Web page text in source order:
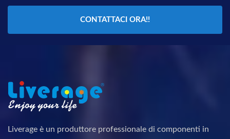
CONTATTACI ORA!!
Liverage è un produttore professionale di componenti in